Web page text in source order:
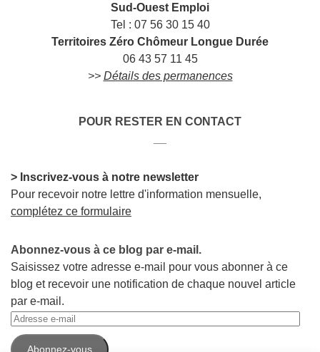
Sud-Ouest Emploi
Tel : 07 56 30 15 40
Territoires Zéro Chômeur Longue Durée
06 43 57 11 45
>> Détails des permanences
POUR RESTER EN CONTACT
> Inscrivez-vous à notre newsletter
Pour recevoir notre lettre d'information mensuelle,
complétez ce formulaire
Abonnez-vous à ce blog par e-mail.
Saisissez votre adresse e-mail pour vous abonner à ce
blog et recevoir une notification de chaque nouvel article
par e-mail.
Adresse
e-
Abonnez-vous